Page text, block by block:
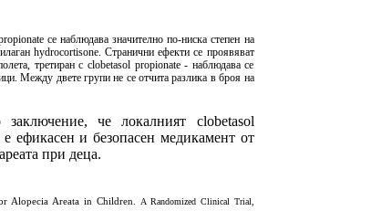
се наблюдава значително по-ниска степен на
hydrocortisone. Странични ефекти се проявяват
третиран с clobetasol propionate - наблюдава се
Между двете групи не се отчита разлика в броя на
че локалният clobetasol
ефикасен и безопасен медикамент от
при деца.
Alopecia Areata in Children.
A Randomized Clinical Trial,